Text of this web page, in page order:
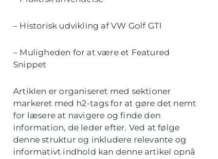
– Historisk udvikling af VW Golf GTI
– Muligheden for at være et Featured
Snippet
Artiklen er organiseret med sektioner
markeret med h2-tags for at gøre det nemt
for læsere at navigere og finde den
information, de leder efter. Ved at følge
denne struktur og inkludere relevante og
informativt indhold kan denne artikel opnå